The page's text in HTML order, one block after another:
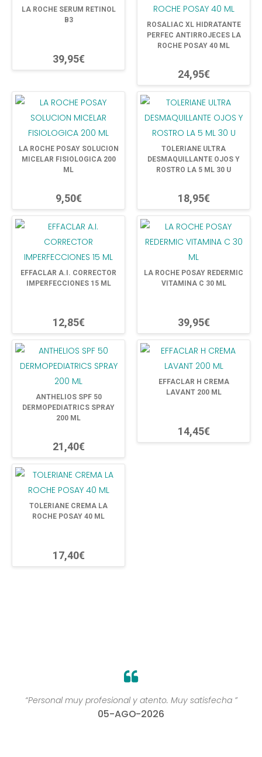
LA ROCHE SERUM RETINOL
B3
39,95€
ROSALIAC XL HIDRATANTE
PERFEC ANTIRROJECES LA
ROCHE POSAY 40 ML
24,95€
LA ROCHE POSAY SOLUCION
MICELAR FISIOLOGICA 200
ML
9,50€
TOLERIANE ULTRA
DESMAQUILLANTE OJOS Y
ROSTRO LA 5 ML 30 U
18,95€
EFFACLAR A.I. CORRECTOR
IMPERFECCIONES 15 ML
12,85€
LA ROCHE POSAY REDERMIC
VITAMINA C 30 ML
39,95€
ANTHELIOS SPF 50
DERMOPEDIATRICS SPRAY
200 ML
21,40€
EFFACLAR H CREMA
LAVANT 200 ML
14,45€
TOLERIANE CREMA LA
ROCHE POSAY 40 ML
17,40€
“Personal muy profesional y atento. Muy satisfecha ”
05-AGO-2026